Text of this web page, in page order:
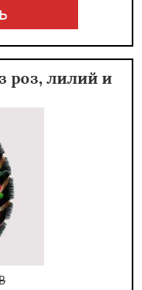
роз, лилий и